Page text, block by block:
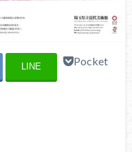
LINE Pocket